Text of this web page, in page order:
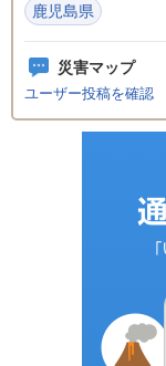
鹿児島県
災害マップ
ユーザー投稿を確認